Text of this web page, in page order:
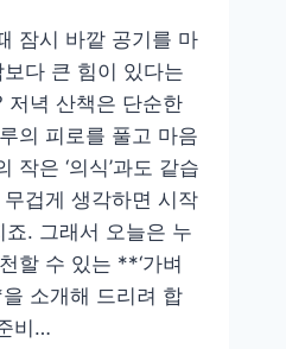
잠시 바깥 공기를 마
다 큰 힘이 있다는
저녁 산책은 단순한
의 피로를 풀고 마음
작은 ‘의식’과도 같습
겁게 생각하면 시작
. 그래서 오늘은 누
할 수 있는 **‘가벼
소개해 드리려 합
비…